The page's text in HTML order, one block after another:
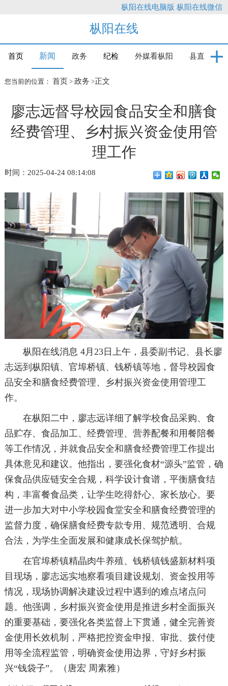
枞阳在线电脑版 枞阳在线微信
枞阳在线
首页 新闻 政务 纪检 外媒看枞阳 县直
您当前的位置： 首页 > 政务 >正文
廖志远督导校园食品安全和膳食
经费管理、乡村振兴资金使用管
理工作
时间：2025-04-24 08:14:08
枞阳在线消息 4月23日上午，县委副书记、县长廖
志远到枞阳镇、官埠桥镇、钱桥镇等地，督导校园食
品安全和膳食经费管理、乡村振兴资金使用管理工
作。
在枞阳二中，廖志远详细了解学校食品采购、食
品贮存、食品加工、经费管理、营养配餐和用餐陪餐
等工作情况，并就食品安全和膳食经费管理工作提出
具体意见和建议。他指出，要强化食材“源头”监管，确
保食品供应链安全合规，科学设计食谱，平衡膳食结
构，丰富餐食品类，让学生吃得舒心、家长放心。要
进一步加大对中小学校园食堂安全和膳食经费管理的
监督力度，确保膳食经费专款专用、规范透明、合规
合法，为学生全面发展和健康成长保驾护航。
在官埠桥镇精晶肉牛养殖、钱桥镇钱盛新材料项
目现场，廖志远实地察看项目建设规划、资金投用等
情况，现场协调解决建设过程中遇到的难点堵点问
题。他强调，乡村振兴资金使用是推进乡村全面振兴
的重要基础，要强化各类监督上下贯通，健全完善资
金使用长效机制，严格把控资金申报、审批、拨付使
用等全流程监管，明确资金使用边界，守好乡村振
兴“钱袋子”。（唐宏 周素雅）